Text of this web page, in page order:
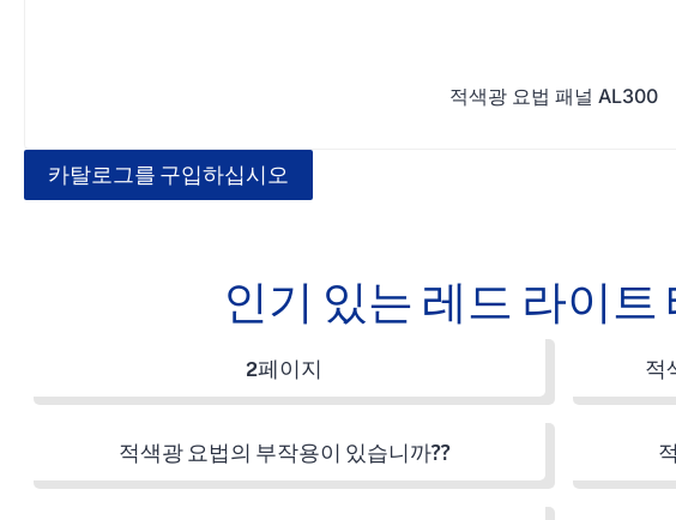
적색광 요법 패널 AL300
카탈로그를 구입하십시오
인기 있는 레드 라이트
2페이지 적
적색광 요법의 부작용이 있습니까??